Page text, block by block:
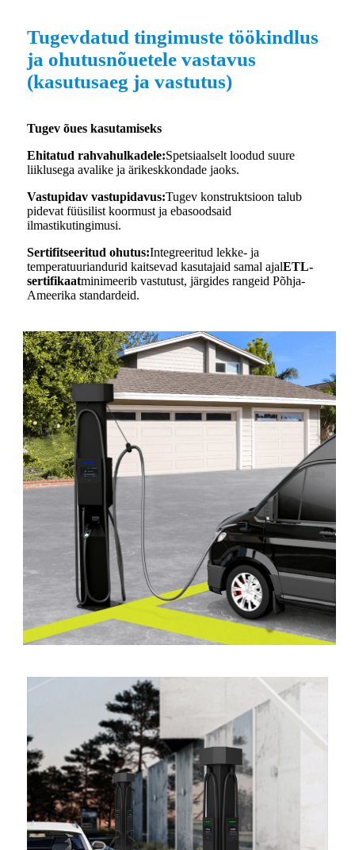
Tugevdatud tingimuste töökindlus
ja ohutusnõuetele vastavus
(kasutusaeg ja vastutus)
Tugev õues kasutamiseks
Ehitatud rahvahulkadele:Spetsiaalselt loodud suure
liiklusega avalike ja ärikeskkondade jaoks.
Vastupidav vastupidavus:Tugev konstruktsioon talub
pidevat füüsilist koormust ja ebasoodsaid
ilmastikutingimusi.
Sertifitseeritud ohutus:Integreeritud lekke- ja
temperatuuriandurid kaitsevad kasutajaid samal ajalETL-
sertifikaatminimeerib vastutust, järgides rangeid Põhja-
Ameerika standardeid.